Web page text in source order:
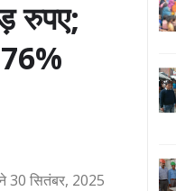
रुपए;
30 सितंबर, 2025